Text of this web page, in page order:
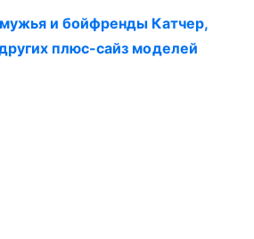
и бойфренды Катчер,
плюс-сайз моделей